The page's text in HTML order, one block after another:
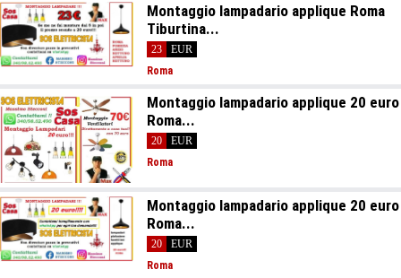
Montaggio lampadario applique Roma
Tiburtina...
23
EUR
Roma
Montaggio lampadario applique 20 euro
Roma...
20
EUR
Roma
Montaggio lampadario applique 20 euro
Roma...
20
EUR
Roma